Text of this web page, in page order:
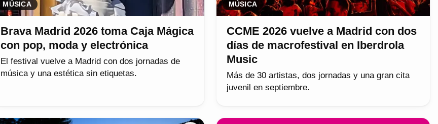
MÚSICA
Brava Madrid 2026 toma Caja Mágica
con pop, moda y electrónica
El festival vuelve a Madrid con dos jornadas de
música y una estética sin etiquetas.
MÚSICA
CCME 2026 vuelve a Madrid con dos
días de macrofestival en Iberdrola
Music
Más de 30 artistas, dos jornadas y una gran cita
juvenil en septiembre.